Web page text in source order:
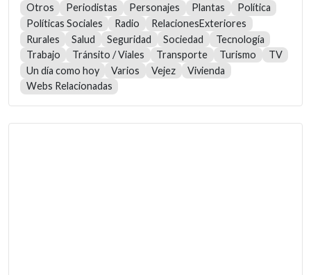
Otros
Periodistas Personajes Plantas
Política
Políticas Sociales
Radio
RelacionesExteriores
Rurales
Salud Seguridad Sociedad
Tecnología
Trabajo
Tránsito / Viales Transporte Turismo
TV
Un día como hoy
Varios Vejez
Vivienda
Webs Relacionadas